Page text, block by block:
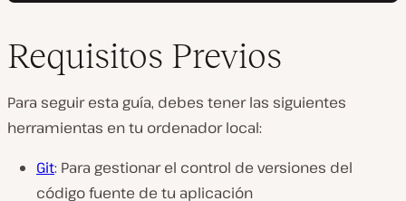
Requisitos Previos
Para seguir esta guía, debes tener las siguientes
herramientas en tu ordenador local:
Git: Para gestionar el control de versiones del
código fuente de tu aplicación